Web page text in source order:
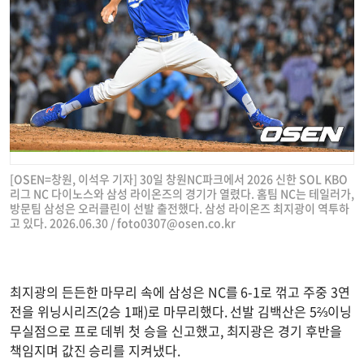
[OSEN=창원, 이석우 기자] 30일 창원NC파크에서 2026 신한 SOL KBO
리그 NC 다이노스와 삼성 라이온즈의 경기가 열렸다. 홈팀 NC는 테일러가,
방문팀 삼성은 오러클린이 선발 출전했다. 삼성 라이온즈 최지광이 역투하
고 있다. 2026.06.30 /foto0307@osen.co.kr
최지광의 든든한 마무리 속에 삼성은 NC를 6-1로 꺾고 주중 3연
전을 위닝시리즈(2승 1패)로 마무리했다. 선발 김백산은 5⅔이닝
무실점으로 프로 데뷔 첫 승을 신고했고, 최지광은 경기 후반을
책임지며 값진 승리를 지켜냈다.